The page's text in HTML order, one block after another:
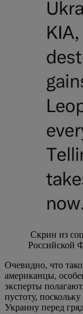
Скрин из
Российской
Очевидно, что
американцы,
эксперты
пустоту,
Украину перед